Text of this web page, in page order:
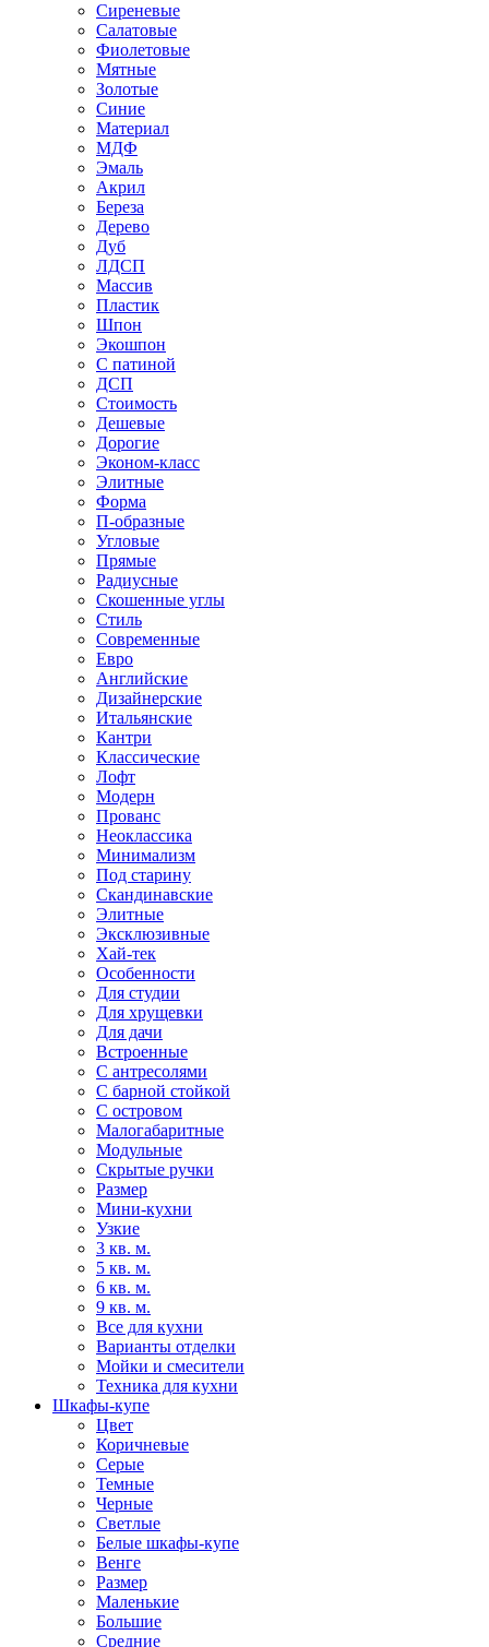
Сиреневые
Салатовые
Фиолетовые
Мятные
Золотые
Синие
Материал
МДФ
Эмаль
Акрил
Береза
Дерево
Дуб
ЛДСП
Массив
Пластик
Шпон
Экошпон
С патиной
ДСП
Стоимость
Дешевые
Дорогие
Эконом-класс
Элитные
Форма
П-образные
Угловые
Прямые
Радиусные
Скошенные углы
Стиль
Современные
Евро
Английские
Дизайнерские
Итальянские
Кантри
Классические
Лофт
Модерн
Прованс
Неоклассика
Минимализм
Под старину
Скандинавские
Элитные
Эксклюзивные
Хай-тек
Особенности
Для студии
Для хрущевки
Для дачи
Встроенные
С антресолями
С барной стойкой
С островом
Малогабаритные
Модульные
Скрытые ручки
Размер
Мини-кухни
Узкие
3 кв. м.
5 кв. м.
6 кв. м.
9 кв. м.
Все для кухни
Варианты отделки
Мойки и смесители
Техника для кухни
Шкафы-купе
Цвет
Коричневые
Серые
Темные
Черные
Светлые
Белые шкафы-купе
Венге
Размер
Маленькие
Большие
Средние